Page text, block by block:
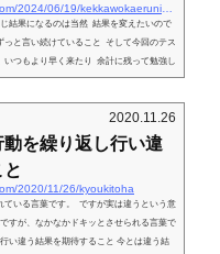
結果になるのは当然 結果を変えたいので
と言い続けていること そして今回のテス
つもより早く来たり 余計に残って勉強し
る姿が もうすばらしいよね
2020.11.26
を繰り返し行い違
2020/11/26/kyoukitoha
ている言葉です。 ですが実は違うという意
すが、なかなかドキッとさせられる言葉で
い違う結果を期待すること 今とは違う結